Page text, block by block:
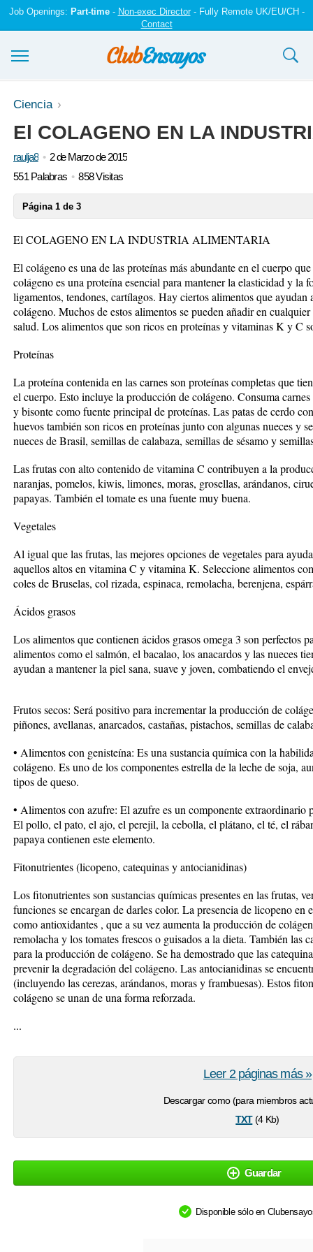
Job Openings: Part-time- Non-exec Director- Fully Remote UK/EU/CH -
Contact
Ensayos y trabajos
Registrarse
Iniciar sesión
Ciencia
El COLAGENO EN LA
raulja8
2 de Marzo de 2015
551 Palabras
858 Visitas
Página 1 de 3
El COLAGENO EN LA INDUSTRIA ALIMENTARIA
El colágeno es una de las proteínas más abundante en el cuerpo
colágeno es una proteína esencial para mantener la elasticidad y la
ligamentos, tendones, cartílagos. Hay ciertos alimentos que
colágeno. Muchos de estos alimentos se pueden añadir en
salud. Los alimentos que son ricos en proteínas y vitaminas K y C
Proteínas
La proteína contenida en las carnes son proteínas completas que
el cuerpo. Esto incluye la producción de colágeno. Consuma
y bisonte como fuente principal de proteínas. Las patas de cerdo
huevos también son ricos en proteínas junto con algunas nueces y
nueces de Brasil, semillas de calabaza, semillas de sésamo y
Las frutas con alto contenido de vitamina C contribuyen a la
naranjas, pomelos, kiwis, limones, moras, grosellas, arándanos,
papayas. También el tomate es una fuente muy buena.
Vegetales
Al igual que las frutas, las mejores opciones de vegetales para
aquellos altos en vitamina C y vitamina K. Seleccione alimentos
coles de Bruselas, col rizada, espinaca, remolacha, berenjena,
Ácidos grasos
Los alimentos que contienen ácidos grasos omega 3 son perfectos
alimentos como el salmón, el bacalao, los anacardos y las nueces
ayudan a mantener la piel sana, suave y joven, combatiendo el
Frutos secos: Será positivo para incrementar la producción de
piñones, avellanas, anarcados, castañas, pistachos, semillas de
• Alimentos con genisteína: Es una sustancia química con la
colágeno. Es uno de los componentes estrella de la leche de soja,
tipos de queso.
• Alimentos con azufre: El azufre es un componente extraordinario
El pollo, el pato, el ajo, el perejil, la cebolla, el plátano, el té, el
papaya contienen este elemento.
Fitonutrientes (licopeno, catequinas y antocianidinas)
Los fitonutrientes son sustancias químicas presentes en las frutas,
funciones se encargan de darles color. La presencia de licopeno en
como antioxidantes , que a su vez aumenta la producción de
remolacha y los tomates frescos o guisados a la dieta. También las
para la producción de colágeno. Se ha demostrado que las
prevenir la degradación del colágeno. Las antocianidinas se
(incluyendo las cerezas, arándanos, moras y frambuesas). Estos
colágeno se unan de una forma reforzada.
...
Descargar como (para miembros
txt(4 Kb)
Leer 2 páginas más »
Guardar
Disponible sólo en